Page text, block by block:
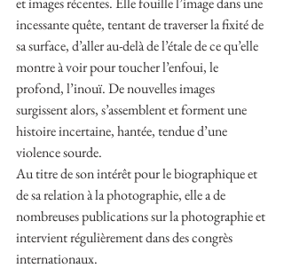
incessante quête, tentant de traverser la fixité de
sa surface, d’aller au-delà de l’étale de ce qu’elle
montre à voir pour toucher l’enfoui, le
profond, l’inouï. De nouvelles images
surgissent alors, s’assemblent et forment une
histoire incertaine, hantée, tendue d’une
violence sourde.
Au titre de son intérêt pour le biographique et
de sa relation à la photographie, elle a de
nombreuses publications sur la photographie et
intervient régulièrement dans des congrès
internationaux.